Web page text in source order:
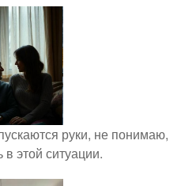
руки, не понимаю,
этой ситуации.